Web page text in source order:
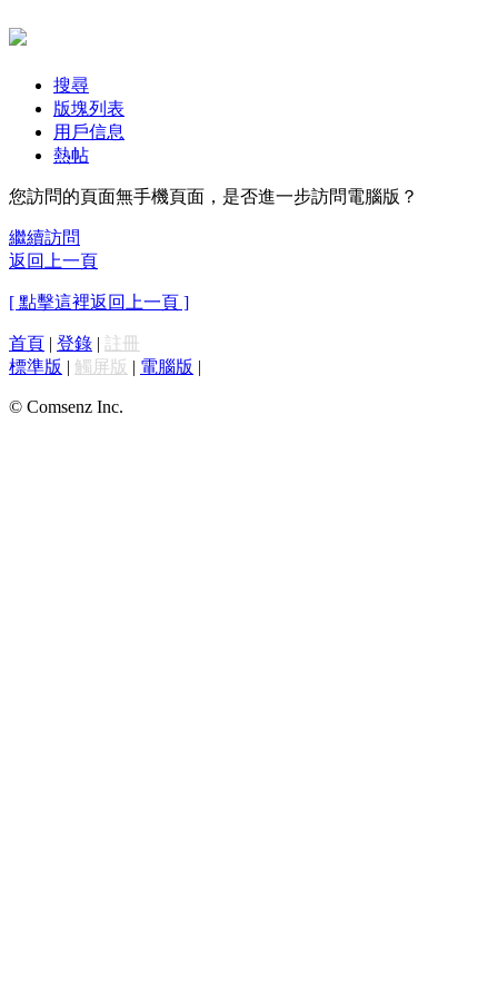
搜尋
版塊列表
用戶信息
熱帖
您訪問的頁面無手機頁面，是否進一步訪問電腦版？
繼續訪問
返回上一頁
[ 點擊這裡返回上一頁 ]
首頁 | 登錄 | 註冊
標準版 | 觸屏版 | 電腦版 |
© Comsenz Inc.